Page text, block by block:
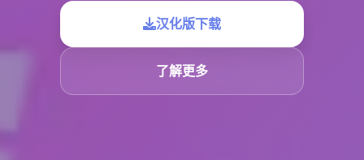
汉化版下载
了解更多